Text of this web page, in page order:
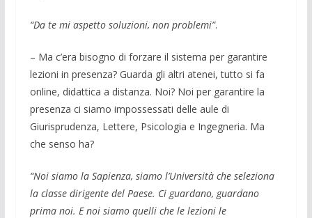
“Da te mi aspetto soluzioni, non problemi”.
– Ma c’era bisogno di forzare il sistema per garantire
lezioni in presenza? Guarda gli altri atenei, tutto si fa
online, didattica a distanza. Noi? Noi per garantire la
presenza ci siamo impossessati delle aule di
Giurisprudenza, Lettere, Psicologia e Ingegneria. Ma
che senso ha?
“Noi siamo la Sapienza, siamo l’Università che seleziona
la classe dirigente del Paese. Ci guardano, guardano
prima noi. E noi siamo quelli che le lezioni le